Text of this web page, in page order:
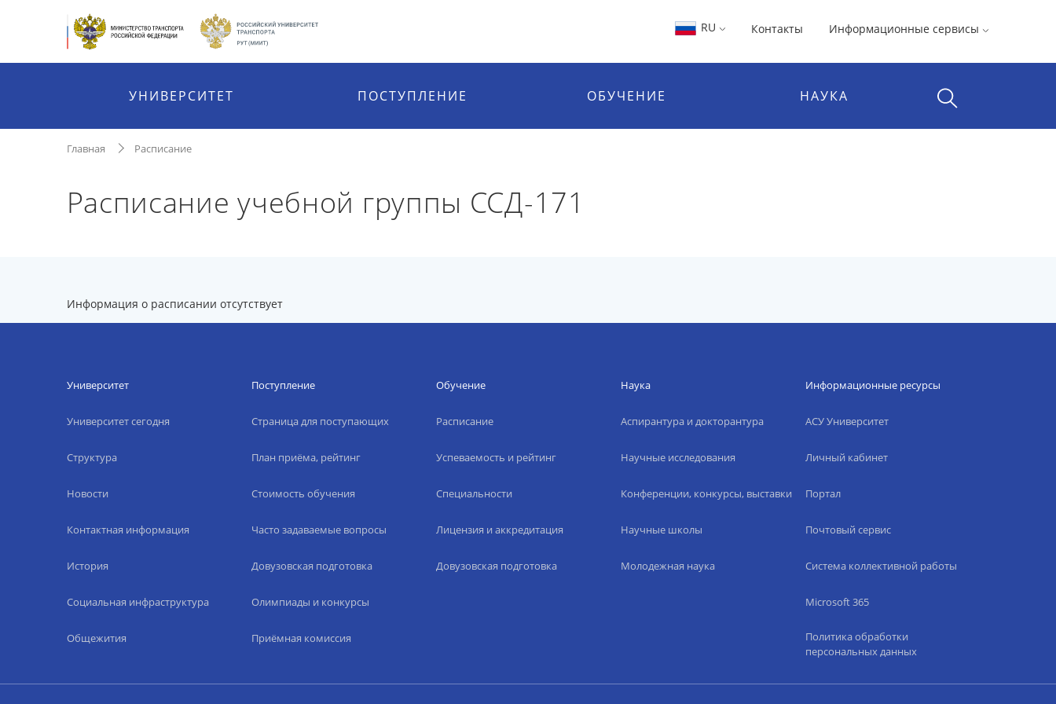
RU Контакты Информационные сервисы
УНИВЕРСИТЕТ ПОСТУПЛЕНИЕ ОБУЧЕНИЕ НАУКА
Главная Расписание
Расписание учебной группы ССД-171
Информация о расписании отсутствует
Университет
Университет сегодня
Структура
Новости
Контактная информация
История
Социальная инфраструктура
Общежития
Поступление
Страница для поступающих
План приёма, рейтинг
Стоимость обучения
Часто задаваемые вопросы
Довузовская подготовка
Олимпиады и конкурсы
Приёмная комиссия
Обучение
Расписание
Успеваемость и рейтинг
Специальности
Лицензия и аккредитация
Довузовская подготовка
Наука
Аспирантура и докторантура
Научные исследования
Конференции, конкурсы, выставки
Научные школы
Молодежная наука
Информационные ресурсы
АСУ Университет
Личный кабинет
Портал
Почтовый сервис
Система коллективной работы
Microsoft 365
Политика обработки
персональных данных